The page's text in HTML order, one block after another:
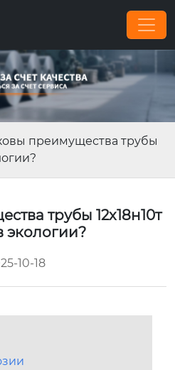
преимущества трубы
трубы 12х18н10т
экологии?
10-18